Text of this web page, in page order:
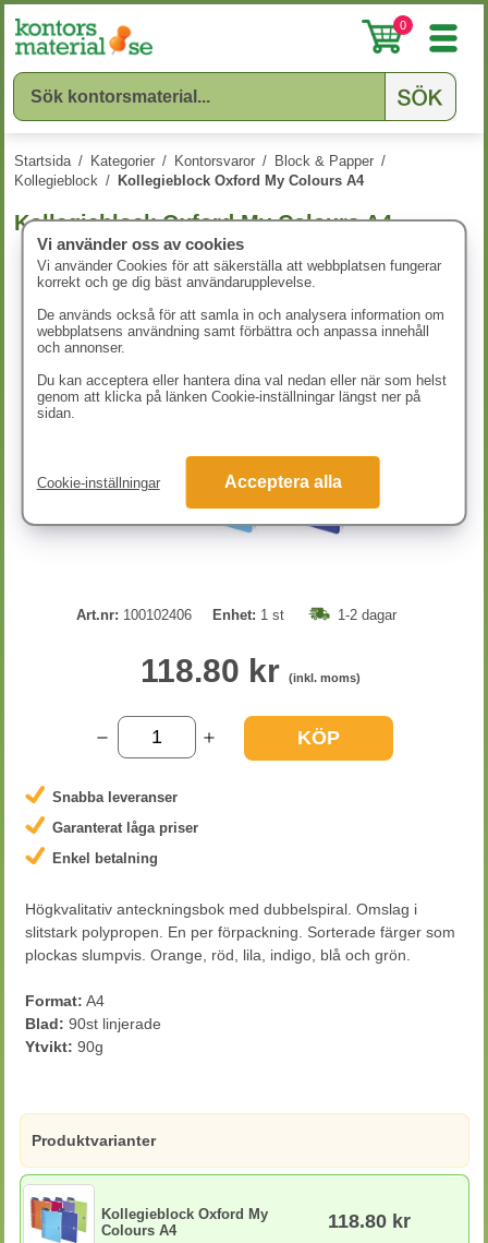
0
Startsida / Kategorier / Kontorsvaror / Block & Papper /
Kollegieblock / Kollegieblock Oxford My Colours A4
Kollegieblock Oxford My Colours A4
Art.nr: 100102406 Enhet: 1 st 1-2 dagar
118.80 kr (inkl. moms)
KÖP
Snabba leveranser
Garanterat låga priser
Enkel betalning
Högkvalitativ anteckningsbok med dubbelspiral. Omslag i
slitstark polypropen. En per förpackning. Sorterade färger som
plockas slumpvis. Orange, röd, lila, indigo, blå och grön.
Format: A4
Blad: 90st linjerade
Ytvikt: 90g
Produktvarianter
Kollegieblock Oxford My
Colours A4
118.80 kr
Vi använder oss av cookies
Vi använder Cookies för att säkerställa att webbplatsen fungerar
korrekt och ge dig bäst användarupplevelse.
De används också för att samla in och analysera information om
webbplatsens användning samt förbättra och anpassa innehåll
och annonser.
Du kan acceptera eller hantera dina val nedan eller när som helst
genom att klicka på länken Cookie-inställningar längst ner på
sidan.
Cookie-inställningar Acceptera alla